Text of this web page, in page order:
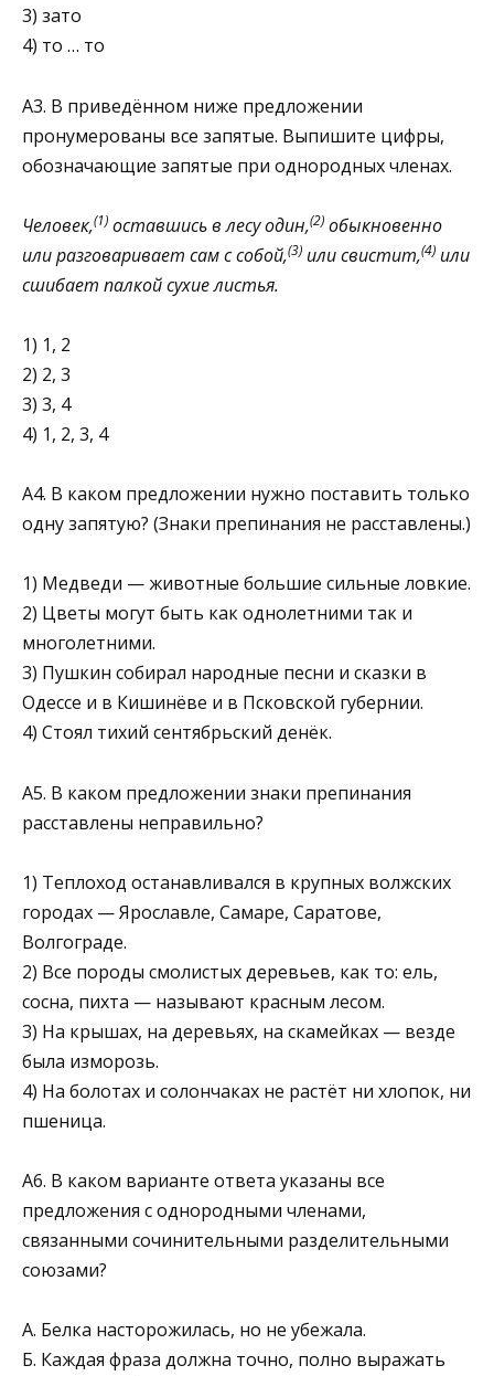
3) зато
4) то … то
А3. В приведённом ниже предложении
пронумерованы все запятые. Выпишите цифры,
обозначающие запятые при однородных членах.
Человек,(1) оставшись в лесу один,(2) обыкновенно
или разговаривает сам с собой,(3) или свистит,(4) или
сшиба­ет палкой сухие листья.
1) 1, 2
2) 2, 3
3) 3, 4
4) 1, 2, 3, 4
А4. В каком предложении нужно поставить только
одну запятую? (Знаки препинания не расставлены.)
1) Медведи — животные большие сильные ловкие.
2) Цветы могут быть как однолетними так и
многолет­ними.
3) Пушкин собирал народные песни и сказки в
Одессе и в Кишинёве и в Псковской губернии.
4) Стоял тихий сентябрьский денёк.
А5. В каком предложении знаки препинания
расставлены неправильно?
1) Теплоход останавливался в крупных волжских
горо­дах — Ярославле, Самаре, Саратове,
Волгограде.
2) Все породы смолистых деревьев, как то: ель,
сосна, пихта — называют красным лесом.
3) На крышах, на деревьях, на скамейках — везде
была изморозь.
4) На болотах и солончаках не растёт ни хлопок, ни
пшеница.
А6. В каком варианте ответа указаны все
предложения с однородными членами,
связанными сочинительными раз­делительными
союзами?
А. Белка насторожилась, но не убежала.
Б. Каждая фраза должна точно, полно выражать